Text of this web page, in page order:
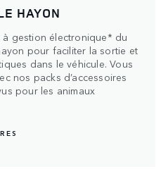
HAYON
gestion électronique* du
pour faciliter la sortie et
dans le véhicule. Vous
nos packs d’accessoires
pour les animaux